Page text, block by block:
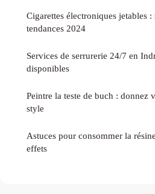
Cigarettes électroniques jetables :
tendances 2024
Services de serrurerie 24/7 en
disponibles
Peintre la teste de buch : donnez
style
Astuces pour consommer la
effets